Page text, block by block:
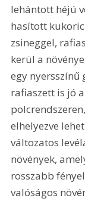
lehántott héjú
hasított
zsineggel,
kerül a
egy nyersszínű
rafiaszett is jó
elhelyezve
változatos
növények,
rosszabb
valóságos